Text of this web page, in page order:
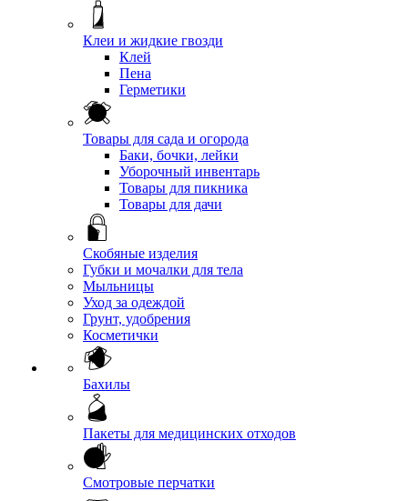
Клеи и жидкие гвозди
Клей
Пена
Герметики
Товары для сада и огорода
Баки, бочки, лейки
Уборочный инвентарь
Товары для пикника
Товары для дачи
Скобяные изделия
Губки и мочалки для тела
Мыльницы
Уход за одеждой
Грунт, удобрения
Косметички
Бахилы
Пакеты для медицинских отходов
Смотровые перчатки